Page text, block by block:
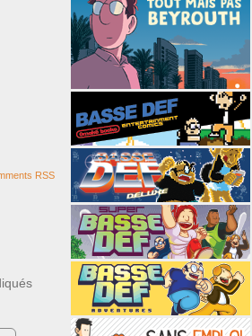
RSS